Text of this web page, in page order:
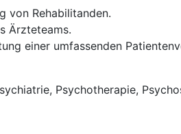
von Rehabilitanden.
Ärzteteams.
einer umfassenden
Psychotherapie,